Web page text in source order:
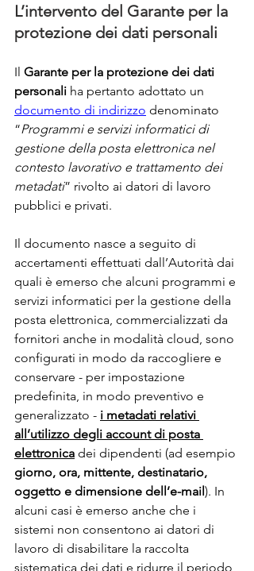
L’intervento del Garante per la
protezione dei dati personali
Il Garante per la protezione dei dati
personali ha pertanto adottato un
documento di indirizzo denominato
“Programmi e servizi informatici di
gestione della posta elettronica nel
contesto lavorativo e trattamento dei
metadati” rivolto ai datori di lavoro
pubblici e privati.
Il documento nasce a seguito di
accertamenti effettuati dall’Autorità dai
quali è emerso che alcuni programmi e
servizi informatici per la gestione della
posta elettronica, commercializzati da
fornitori anche in modalità cloud, sono
configurati in modo da raccogliere e
conservare - per impostazione
predefinita, in modo preventivo e
generalizzato - i metadati relativi
all’utilizzo degli account di posta
elettronica dei dipendenti (ad esempio
giorno, ora, mittente, destinatario,
oggetto e dimensione dell’e-mail). In
alcuni casi è emerso anche che i
sistemi non consentono ai datori di
lavoro di disabilitare la raccolta
sistematica dei dati e ridurre il periodo